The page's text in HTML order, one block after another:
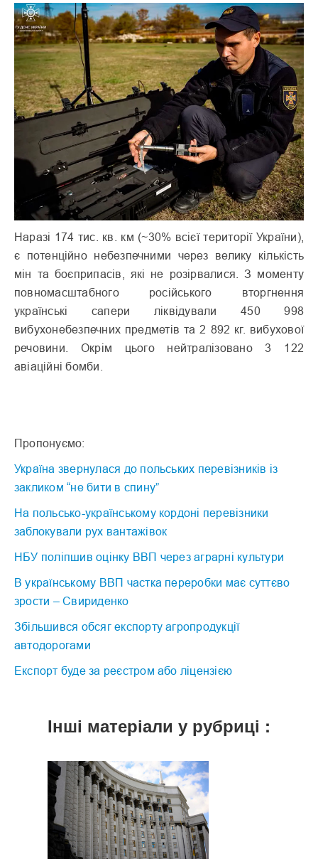
Наразі 174 тис. кв. км (~30% всієї території України),
є потенційно небезпечними через велику кількість
мін та боєприпасів, які не розірвалися. З моменту
повномасштабного російського вторгнення
українські сапери ліквідували 450 998
вибухонебезпечних предметів та 2 892 кг. вибухової
речовини. Окрім цього нейтралізовано 3 122
авіаційні бомби.
Пропонуємо:
Україна звернулася до польських перевізників із
закликом “не бити в спину”
На польсько-українському кордоні перевізники
заблокували рух вантажівок
НБУ поліпшив оцінку ВВП через аграрні культури
В українському ВВП частка переробки має суттєво
зрости – Свириденко
Збільшився обсяг експорту агропродукції
автодорогами
Експорт буде за реєстром або ліцензією
Інші матеріали у рубриці :